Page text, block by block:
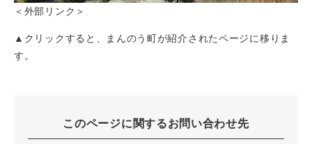
＜外部リンク＞
▲クリックすると、まんのう町が紹介されたページに移りま
す。
このページに関するお問い合わせ先